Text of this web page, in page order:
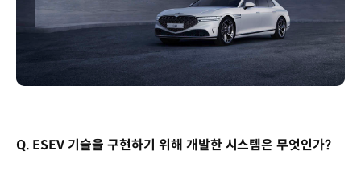
Q. ESEV 기술을 구현하기 위해 개발한 시스템은 무엇인가?